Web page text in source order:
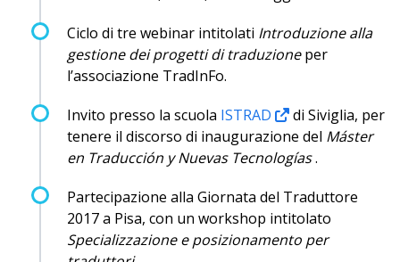
Ciclo di tre webinar intitolati Introduzione alla
gestione dei progetti di traduzioneper
l’associazione TradInFo.
Invito presso la scuola ISTRAD
di Siviglia, per
tenere il discorso di inaugurazione del Máster
en Traducción y Nuevas Tecnologías.
Partecipazione alla Giornata del Traduttore
2017 a Pisa, con un workshop intitolato
Specializzazione e posizionamento per